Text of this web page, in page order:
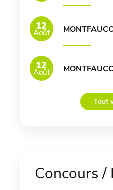
12
Août
12
Août
Tout
Concours /